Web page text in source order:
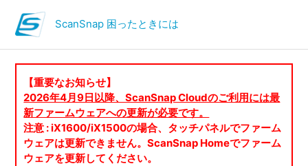
ScanSnap 困ったときには
【重要なお知らせ】
2026年4月9日以降、ScanSnap Cloudのご利用には最
新ファームウェアへの更新が必要です。
注意 : iX1600/iX1500の場合、タッチパネルでファーム
ウェアは更新できません。ScanSnap Homeでファーム
ウェアを更新してください。